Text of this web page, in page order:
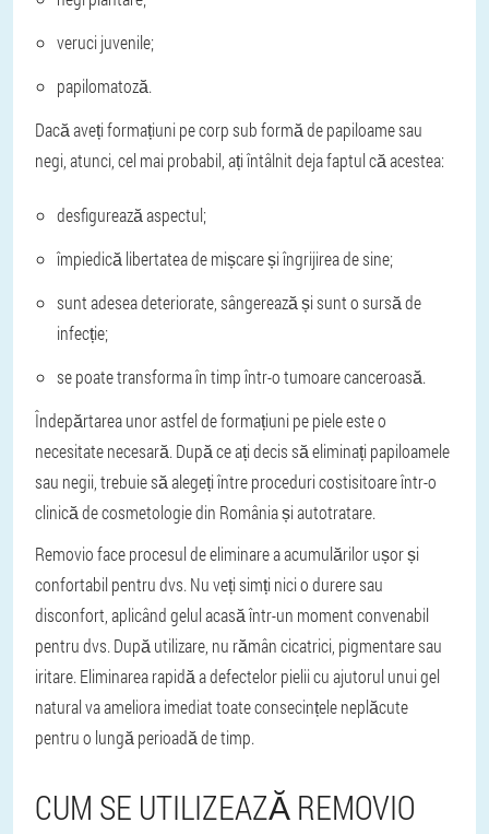
veruci juvenile;
papilomatoză.
Dacă aveți formațiuni pe corp sub formă de papiloame sau
negi, atunci, cel mai probabil, ați întâlnit deja faptul că acestea:
desfigurează aspectul;
împiedică libertatea de mișcare și îngrijirea de sine;
sunt adesea deteriorate, sângerează și sunt o sursă de
infecție;
se poate transforma în timp într-o tumoare canceroasă.
Îndepărtarea unor astfel de formațiuni pe piele este o
necesitate necesară. După ce ați decis să eliminați papiloamele
sau negii, trebuie să alegeți între proceduri costisitoare într-o
clinică de cosmetologie din România și autotratare.
Removio face procesul de eliminare a acumulărilor ușor și
confortabil pentru dvs. Nu veți simți nici o durere sau
disconfort, aplicând gelul acasă într-un moment convenabil
pentru dvs. După utilizare, nu rămân cicatrici, pigmentare sau
iritare. Eliminarea rapidă a defectelor pielii cu ajutorul unui gel
natural va ameliora imediat toate consecințele neplăcute
pentru o lungă perioadă de timp.
CUM SE UTILIZEAZĂ REMOVIO